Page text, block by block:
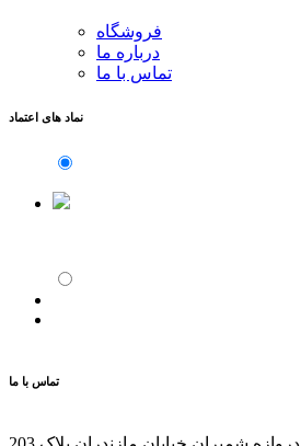
فروشگاه
درباره ما
تماس با ما
نماد های اعتماد
تماس با ما